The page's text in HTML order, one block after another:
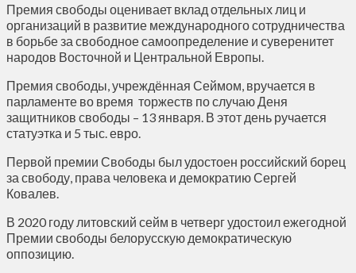
Премия свободы оценивает вклад отдельных лиц и
организаций в развитие международного сотрудничества
в борьбе за свободное самоопределение и суверенитет
народов Восточной и Центральной Европы.
Премия свободы, учреждённая Сеймом, вручается в
парламенте во время торжеств по случаю Деня
защитников свободы – 13 января. В этот день ручается
статуэтка и 5 тыс. евро.
Первой премии Свободы был удостоен российский борец
за свободу, права человека и демократию Сергей
Ковалев.
В 2020 году литовский сейм в четверг удостоил ежегодной
Премии свободы белорусскую демократическую
оппозицию.